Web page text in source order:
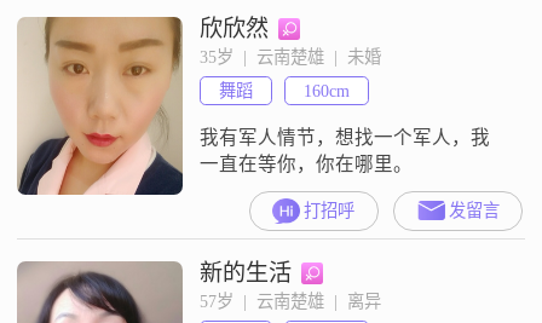
欣欣然
35岁  |  云南楚雄  |  未婚
舞蹈
160cm
我有军人情节，想找一个军人，我
一直在等你，你在哪里。
打招呼 发留言
新的生活
57岁  |  云南楚雄  |  离异